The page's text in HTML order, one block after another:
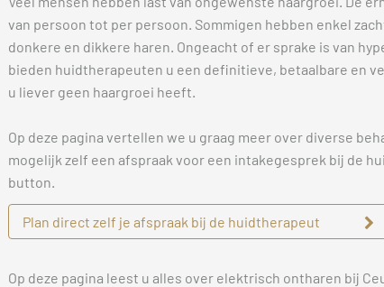
van persoon tot per persoon. Sommigen hebben enkel
donkere en dikkere haren. Ongeacht of er sprake is van
bieden huidtherapeuten u een definitieve, betaalbare en
u liever geen haargroei heeft.
Op deze pagina vertellen we u graag meer over diverse
mogelijk zelf een afspraak voor een intakegesprek bij de
button.
Plan direct zelf je afspraak bij de huidtherapeut
Op deze pagina leest u alles over elektrisch ontharen bij